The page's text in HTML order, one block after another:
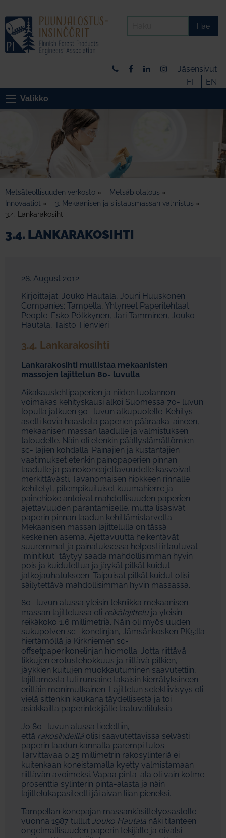
Hae
Jäsensivut
FI
EN
Valikko
Metsäteollisuuden verkosto » Metsäbiotalous »
Innovaatiot » 3. Mekaanisen ja siistausmassan valmistus »
3.4. Lankarakosihti
3.4. LANKARAKOSIHTI
28. August 2012
Kirjoittajat: Jouko Hautala, Jouni Huuskonen
Companies: Tampella, Yhtyneet Paperitehtaat
People: Esko Pölkkynen, Jari Tamminen, Jouko
Hautala, Taisto Tienvieri
3.4. Lankarakosihti
Lankarakosihti mullistaa mekaanisten
massojen lajittelun 80- luvulla
Aikakauslehtipaperien ja niiden tuotannon
voimakas kehityskausi alkoi Suomessa 70- luvun
lopulla jatkuen 90- luvun alkupuolelle. Kehitys
asetti kovia haasteita paperien pääraaka-aineen,
mekaanisen massan laadulle ja valmistuksen
taloudelle. Näin oli etenkin päällystämättömien
sc- lajien kohdalla. Painajien ja kustantajien
vaatimukset etenkin painopaperien pinnan
laadulle ja painokoneajettavuudelle kasvoivat
merkittävästi. Tavanomaisen hiokkeen rinnalle
kehitetyt, pitempikuituiset kuumahierre ja
painehioke antoivat mahdollisuuden paperien
ajettavuuden parantamiselle, mutta lisäsivät
paperin pinnan laadun kehittämistarvetta.
Mekaanisen massan lajittelulla on tässä
keskeinen asema. Ajettavuutta heikentävät
suuremmat ja painatuksessa helposti irtautuvat
”minitikut” täytyy saada mahdollisimman hyvin
pois ja kuidutettua ja jäykät pitkät kuidut
jatkojauhatukseen. Taipuisat pitkät kuidut olisi
säilytettävä mahdollisimman hyvin massassa.
80- luvun alussa yleisin tekniikka mekaanisen
massan lajittelussa oli reikälajittelu ja yleisin
reikäkoko 1,6 millimetriä. Näin oli myös uuden
sukupolven sc- konelinjan, Jämsänkosken PK5:lla
hiertämöllä ja Kirkniemen sc-
offsetpaperikonelinjan hiomolla. Jotta riittävä
tikkujen erotustehokkuus ja riittävä pitkien,
jäykkien kuitujen muokkautuminen saavutettiin,
lajittamosta tuli runsaine takaisin kierrätyksineen
erittäin monimutkainen. Lajittelun selektiivisyys oli
vielä sittenkin kaukana täydellisestä ja toi
asiakkailta paperintekijälle laatuvalituksia.
Jo 80- luvun alussa tiedettiin,
että rakosihdeillä olisi saavutettavissa selvästi
paperin laadun kannalta parempi tulos.
Tarvittavaa 0,25 millimetrin rakosylinteriä ei
kuitenkaan koneistamalla kyetty valmistamaan
riittävän avoimeksi. Vapaa pinta-ala oli vain kolme
prosenttia sylinterin pinta-alasta ja näin
lajittelukapasiteetti jäi aivan liian pieneksi.
Tampellan konepajan massankäsittelyosastolle
vuonna 1987 tullut Jouko Hautala näki tilanteen
ongelmallisuuden paperin tekijälle ja oivalsi